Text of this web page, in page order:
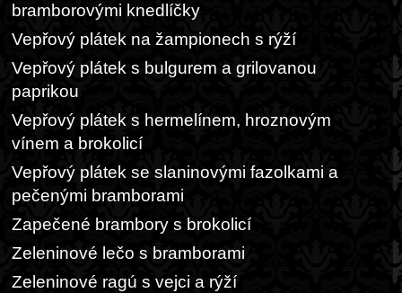
bramborovými knedlíčky
Vepřový plátek na žampionech s rýží
Vepřový plátek s bulgurem a grilovanou
paprikou
Vepřový plátek s hermelínem, hroznovým
vínem a brokolicí
Vepřový plátek se slaninovými fazolkami a
pečenými bramborami
Zapečené brambory s brokolicí
Zeleninové lečo s bramborami
Zeleninové ragú s vejci a rýží